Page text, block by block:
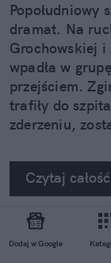
Dodaj w Google
Popołudniowy
dramat. Na
Grochowskiej
wpadła w
przejściem.
trafiły do
zderzeniu,
Czytaj całość